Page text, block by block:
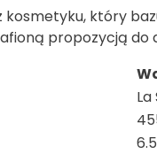
kosmetyku, który
propozycją do